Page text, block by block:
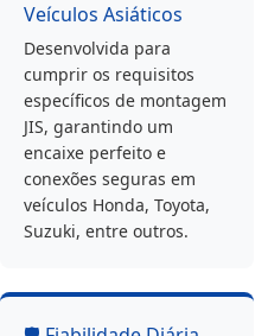
Veículos Asiáticos
Desenvolvida para
cumprir os requisitos
específicos de montagem
JIS, garantindo um
encaixe perfeito e
conexões seguras em
veículos Honda, Toyota,
Suzuki, entre outros.